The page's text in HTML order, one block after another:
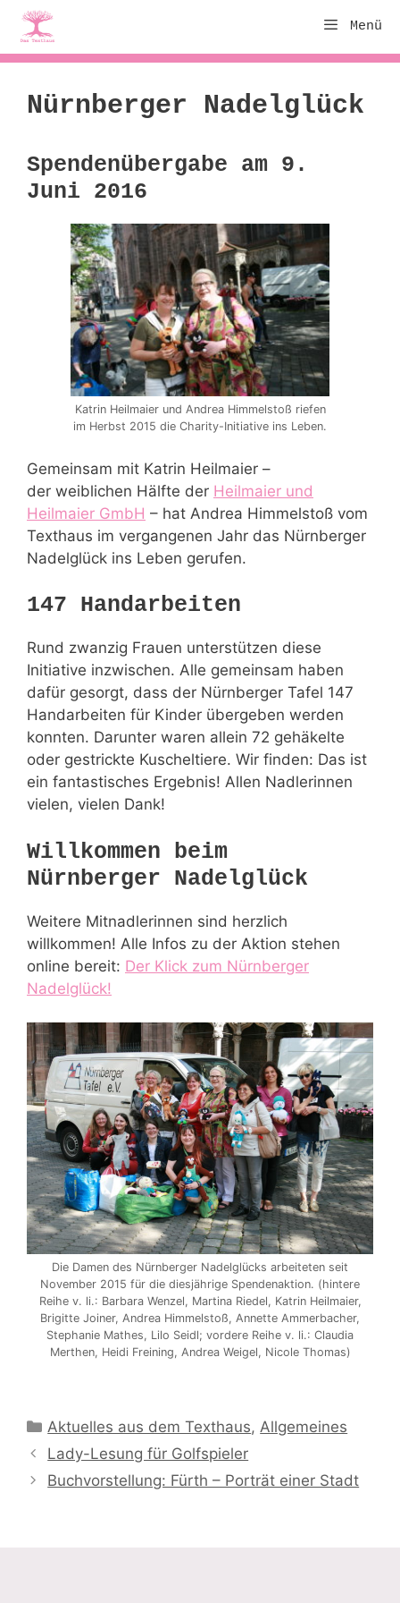
Zum
Inhalt
springen
Menü
Nürnberger Nadelglück
Spendenübergabe am 9.
Juni 2016
Katrin Heilmaier und Andrea Himmelstoß riefen
im Herbst 2015 die Charity-Initiative ins Leben.
Gemeinsam mit Katrin Heilmaier –
der weiblichen Hälfte der Heilmaier und
Heilmaier GmbH – hat Andrea Himmelstoß vom
Texthaus im vergangenen Jahr das Nürnberger
Nadelglück ins Leben gerufen.
147 Handarbeiten
Rund zwanzig Frauen unterstützen diese
Initiative inzwischen. Alle gemeinsam haben
dafür gesorgt, dass der Nürnberger Tafel 147
Handarbeiten für Kinder übergeben werden
konnten. Darunter waren allein 72 gehäkelte
oder gestrickte Kuscheltiere. Wir finden: Das ist
ein fantastisches Ergebnis! Allen Nadlerinnen
vielen, vielen Dank!
Willkommen beim
Nürnberger Nadelglück
Weitere Mitnadlerinnen sind herzlich
willkommen! Alle Infos zu der Aktion stehen
online bereit: Der Klick zum Nürnberger
Nadelglück!
Die Damen des Nürnberger Nadelglücks arbeiteten seit
November 2015 für die diesjährige Spendenaktion. (hintere
Reihe v. li.: Barbara Wenzel, Martina Riedel, Katrin Heilmaier,
Brigitte Joiner, Andrea Himmelstoß, Annette Ammerbacher,
Stephanie Mathes, Lilo Seidl; vordere Reihe v. li.: Claudia
Merthen, Heidi Freining, Andrea Weigel, Nicole Thomas)
Kategorien
Aktuelles aus dem Texthaus,Allgemeines
Lady-Lesung für Golfspieler
Buchvorstellung: Fürth – Porträt einer Stadt